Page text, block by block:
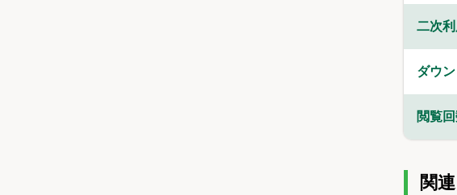
二次
ダウ
閲覧
関